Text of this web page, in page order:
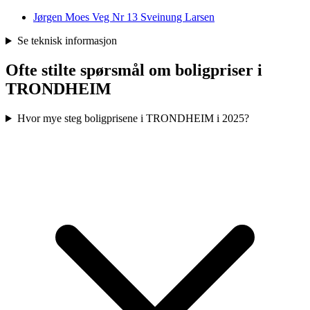
Jørgen Moes Veg Nr 13 Sveinung Larsen
Se teknisk informasjon
Ofte stilte spørsmål om boligpriser i
TRONDHEIM
Hvor mye steg boligprisene i TRONDHEIM i 2025?